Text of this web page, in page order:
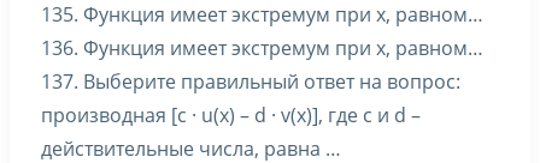
135. Функция имеет экстремум при x, равном…
136. Функция имеет экстремум при x, равном…
137. Выберите правильный ответ на вопрос:
производная [c · u(x) – d · v(x)], где c и d –
действительные числа, равна …